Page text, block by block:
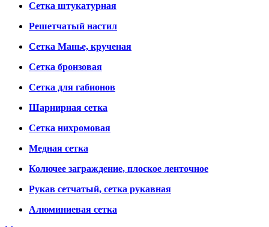
Сетка штукатурная
Решетчатый настил
Сетка Манье, крученая
Сетка бронзовая
Сетка для габионов
Шарнирная сетка
Сетка нихромовая
Медная сетка
Колючее заграждение, плоское ленточное
Рукав сетчатый, сетка рукавная
Алюминиевая сетка